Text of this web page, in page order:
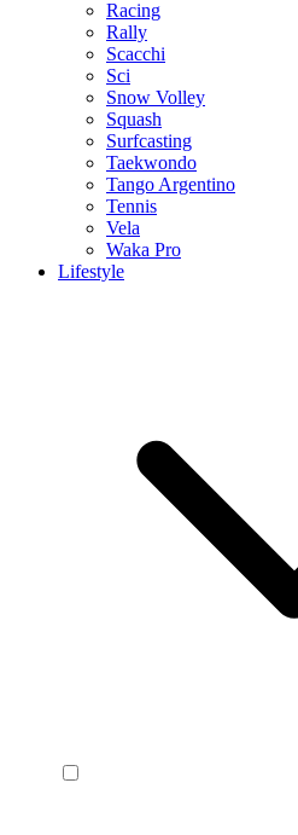
Racing
Rally
Scacchi
Sci
Snow Volley
Squash
Surfcasting
Taekwondo
Tango Argentino
Tennis
Vela
Waka Pro
Lifestyle